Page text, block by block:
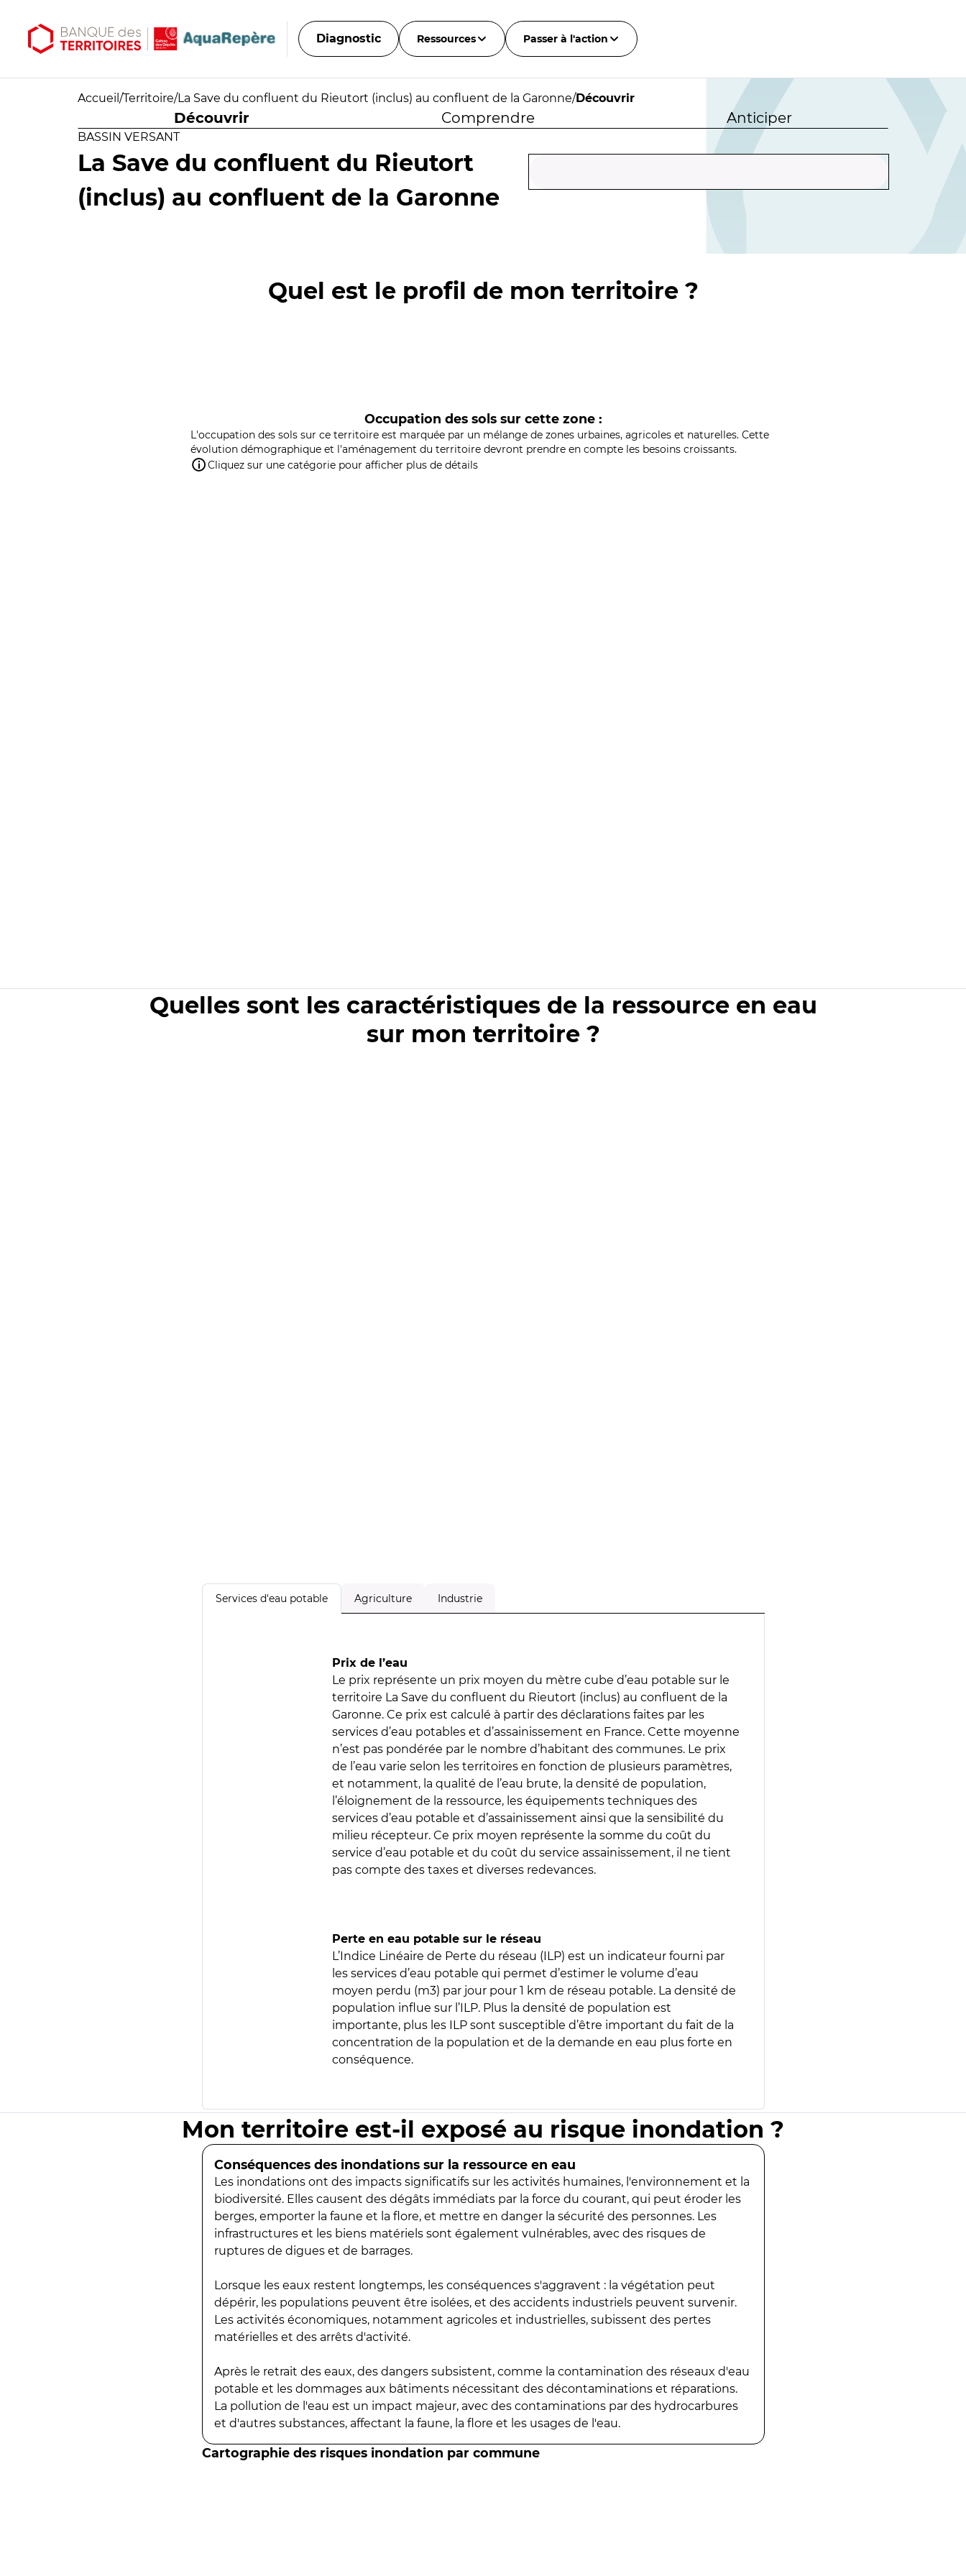
Diagnostic Ressources Passer à l'action
Accueil /Territoire/La Save du confluent du Rieutort (inclus) au confluent de la Garonne/Découvrir
Découvrir Comprendre Anticiper
BASSIN VERSANT
La Save du confluent du Rieutort
(inclus) au confluent de la Garonne
Quel est le profil de mon territoire ?
Occupation des sols sur cette zone :
L'occupation des sols sur ce territoire est marquée par un mélange de zones urbaines, agricoles et naturelles. Cette
évolution démographique et l'aménagement du territoire devront prendre en compte les besoins croissants.
Cliquez sur une catégorie pour afficher plus de détails
Quelles sont les caractéristiques de la ressource en eau
sur mon territoire ?
Services d'eau potable Agriculture Industrie
Prix de l’eau
Le prix représente un prix moyen du mètre cube d’eau potable sur le
territoire La Save du confluent du Rieutort (inclus) au confluent de la
Garonne. Ce prix est calculé à partir des déclarations faites par les
services d’eau potables et d’assainissement en France. Cette moyenne
n’est pas pondérée par le nombre d’habitant des communes. Le prix
de l’eau varie selon les territoires en fonction de plusieurs paramètres,
et notamment, la qualité de l’eau brute, la densité de population,
l’éloignement de la ressource, les équipements techniques des
services d’eau potable et d’assainissement ainsi que la sensibilité du
milieu récepteur. Ce prix moyen représente la somme du coût du
service d’eau potable et du coût du service assainissement, il ne tient
pas compte des taxes et diverses redevances.
Perte en eau potable sur le réseau
L’Indice Linéaire de Perte du réseau (ILP) est un indicateur fourni par
les services d’eau potable qui permet d’estimer le volume d’eau
moyen perdu (m3) par jour pour 1 km de réseau potable. La densité de
population influe sur l’ILP. Plus la densité de population est
importante, plus les ILP sont susceptible d’être important du fait de la
concentration de la population et de la demande en eau plus forte en
conséquence.
Mon territoire est-il exposé au risque inondation ?
Conséquences des inondations sur la ressource en eau
Les inondations ont des impacts significatifs sur les activités humaines, l'environnement et la
biodiversité. Elles causent des dégâts immédiats par la force du courant, qui peut éroder les
berges, emporter la faune et la flore, et mettre en danger la sécurité des personnes. Les
infrastructures et les biens matériels sont également vulnérables, avec des risques de
ruptures de digues et de barrages.
Lorsque les eaux restent longtemps, les conséquences s'aggravent : la végétation peut
dépérir, les populations peuvent être isolées, et des accidents industriels peuvent survenir.
Les activités économiques, notamment agricoles et industrielles, subissent des pertes
matérielles et des arrêts d'activité.
Après le retrait des eaux, des dangers subsistent, comme la contamination des réseaux d'eau
potable et les dommages aux bâtiments nécessitant des décontaminations et réparations.
La pollution de l'eau est un impact majeur, avec des contaminations par des hydrocarbures
et d'autres substances, affectant la faune, la flore et les usages de l'eau.
Cartographie des risques inondation par commune